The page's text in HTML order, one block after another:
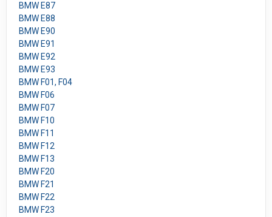
BMW E87
BMW E88
BMW E90
BMW E91
BMW E92
BMW E93
BMW F01, F04
BMW F06
BMW F07
BMW F10
BMW F11
BMW F12
BMW F13
BMW F20
BMW F21
BMW F22
BMW F23